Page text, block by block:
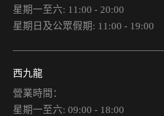
星期一至六: 11:00 - 20:00
星期日及公眾假期: 11:00 - 19:00
西九龍
營業時間：
星期一至六: 09:00 - 18:00